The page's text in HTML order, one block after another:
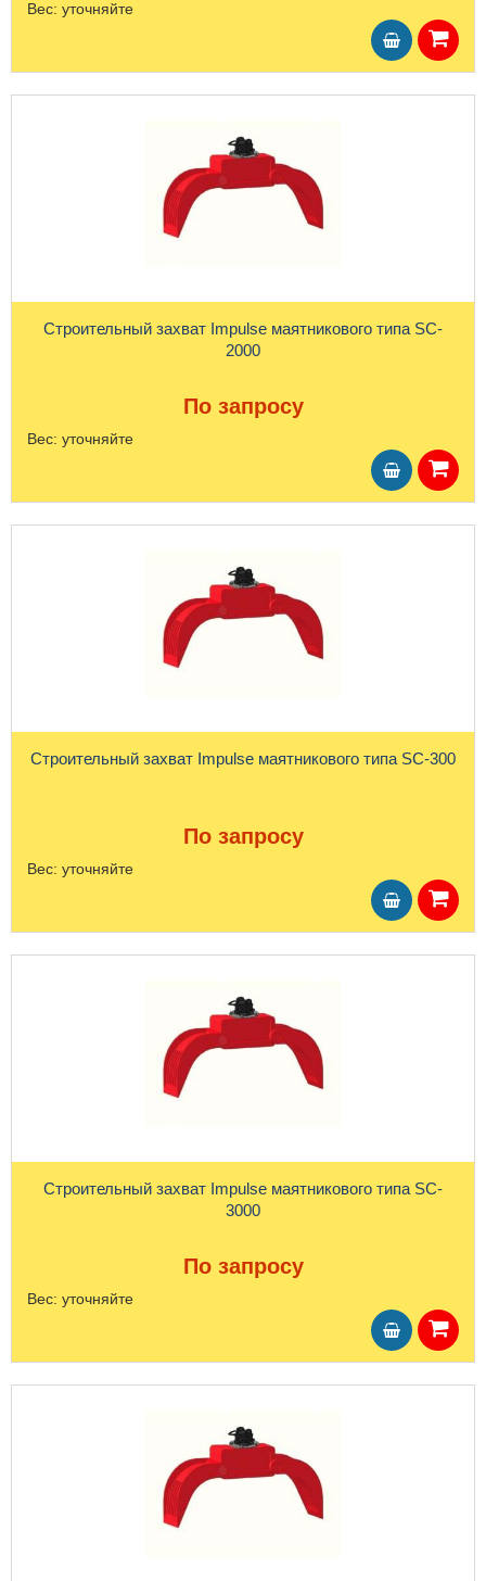
Вес: уточняйте
Строительный захват Impulse маятникового типа SC-
2000
По запросу
Вес: уточняйте
Строительный захват Impulse маятникового типа SC-300
По запросу
Вес: уточняйте
Строительный захват Impulse маятникового типа SC-
3000
По запросу
Вес: уточняйте